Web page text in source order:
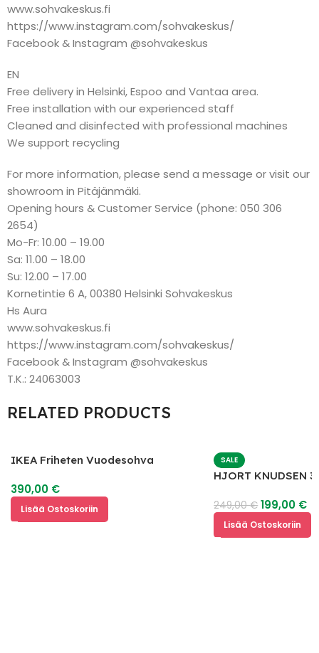
www.sohvakeskus.fi
https://www.instagram.com/sohvakeskus/
Facebook & Instagram @sohvakeskus
EN
Free delivery in Helsinki, Espoo and Vantaa area.
Free installation with our experienced staff
Cleaned and disinfected with professional machines
We support recycling
For more information, please send a message or visit our
showroom in Pitäjänmäki.
Opening hours & Customer Service (phone: 050 306
2654)
Mo-Fr: 10.00 – 19.00
Sa: 11.00 – 18.00
Su: 12.00 – 17.00
Kornetintie 6 A, 00380 Helsinki Sohvakeskus
Hs Aura
www.sohvakeskus.fi
https://www.instagram.com/sohvakeskus/
Facebook & Instagram @sohvakeskus
T.K.: 24063003
RELATED PRODUCTS
IKEA Friheten Vuodesohva
390,00 €
Lisää Ostoskoriin
SALE
HJORT KNUDSEN
249,00€ 199,00 €
Lisää Ostoskoriin